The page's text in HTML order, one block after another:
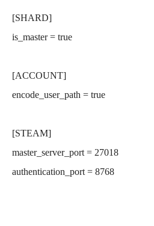
[SHARD]
is_master = true
[ACCOUNT]
encode_user_path = true
[STEAM]
master_server_port = 27018
authentication_port = 8768